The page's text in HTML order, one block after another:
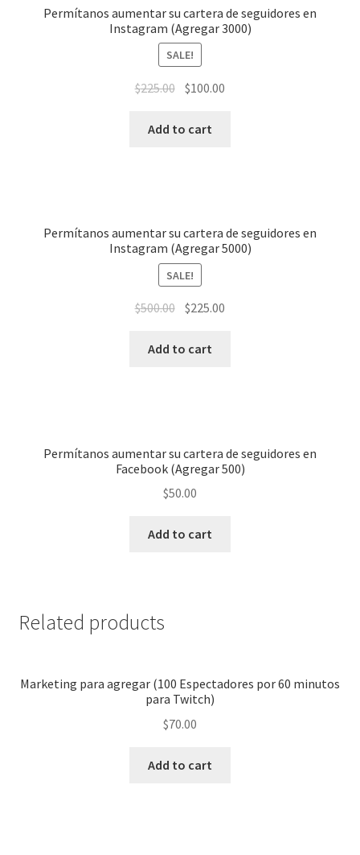
Permítanos aumentar su cartera de seguidores en
Instagram (Agregar 3000)
SALE!
$225.00 $100.00
Add to cart
Permítanos aumentar su cartera de seguidores en
Instagram (Agregar 5000)
SALE!
$500.00 $225.00
Add to cart
Permítanos aumentar su cartera de seguidores en
Facebook (Agregar 500)
$50.00
Add to cart
Related products
Marketing para agregar (100 Espectadores por 60 minutos
para Twitch)
$70.00
Add to cart